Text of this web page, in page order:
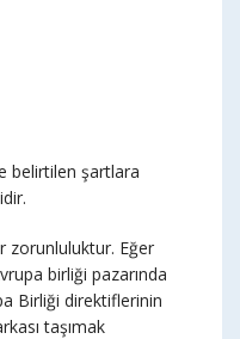
belirtilen şartlara
zorunluluktur. Eğer
birliği pazarında
Birliği direktiflerinin
taşımak